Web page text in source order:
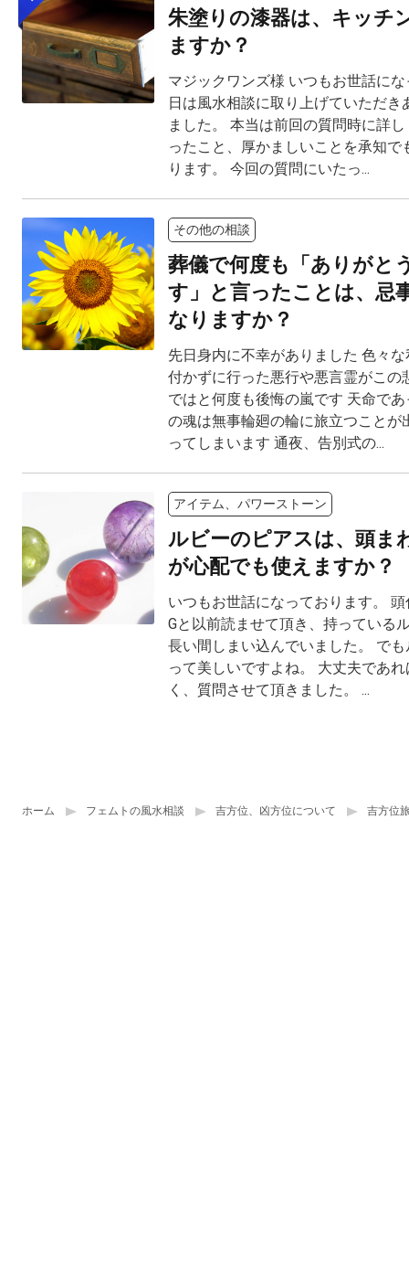
ホーム フェムトの風水相談 吉方位、凶方位について 吉方位
朱塗りの漆器は、キッチ
ますか？
マジックワンズ様 いつもお世話に
日は風水相談に取り上げていただき
ました。 本当は前回の質問時に詳
ったこと、厚かましいことを承知で
ります。 今回の質問にいたっ...
その他の相談
葬儀で何度も「ありがと
す」と言ったことは、忌
なりますか？
先日身内に不幸がありました 色々
付かずに行った悪行や悪言霊がこの
ではと何度も後悔の嵐です 天命で
の魂は無事輪廻の輪に旅立つことが
ってしまいます 通夜、告別式の...
アイテム、パワーストーン
ルビーのピアスは、頭ま
が心配でも使えますか？
いつもお世話になっております。
Gと以前読ませて頂き、持っている
長い間しまい込んでいました。 で
って美しいですよね。 大丈夫であ
く、質問させて頂きました。 ...